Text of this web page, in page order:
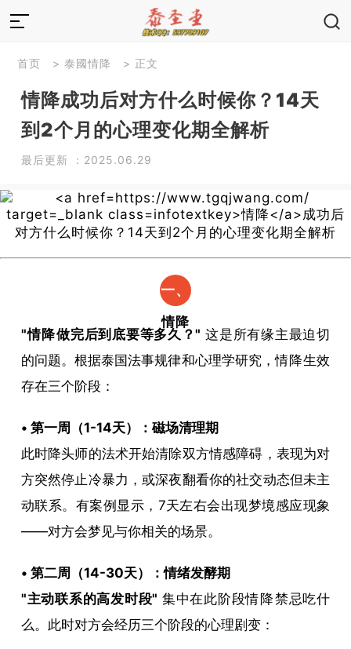
首页 > 泰國情降 > 正文
情降成功后对方什么时候你？14天
到2个月的心理变化期全解析
最后更新 ：2025.06.29
一、
情降
生效
口：
为什
么需
要
14
天起
效？
​"情降做完后到底要等多久？"​ ​ 这是所有缘主最迫切
的问题。根据泰国法事规律和心理学研究，情降生效
存在三个阶段：
​• 第一周（1-14天）：磁场清理期​
此时降头师的法术开始清除双方情感障碍，表现为对
方突然停止冷暴力，或深夜翻看你的社交动态但未主
动联系。有案例显示，7天左右会出现梦境感应现象
——对方会梦见与你相关的场景。
​• 第二周（14-30天）：情绪发酵期​
​"主动联系的高发时段"​ ​ 集中在此阶段情降禁忌吃什
么。此时对方会经历三个阶段的心理剧变：